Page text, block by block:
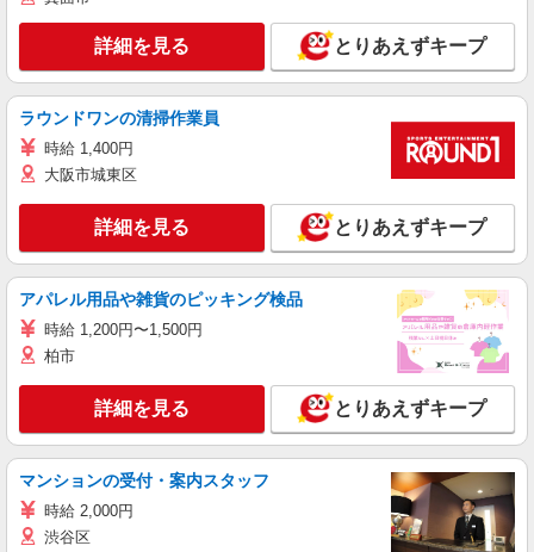
詳細を見る とりあえずキープ
ラウンドワンの清掃作業員
時給 1,400円
大阪市城東区
詳細を見る とりあえずキープ
アパレル用品や雑貨のピッキング検品
時給 1,200円〜1,500円
柏市
詳細を見る とりあえずキープ
マンションの受付・案内スタッフ
時給 2,000円
渋谷区